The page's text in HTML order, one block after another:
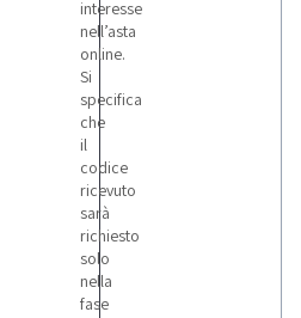
interesse
nell’asta
online.
Si
specifica
che
il
codice
ricevuto
sarà
richiesto
solo
nella
fase